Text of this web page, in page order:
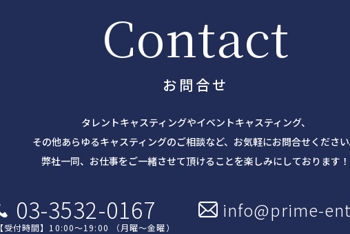
Contact
お問合せ
タレントキャスティングやイベントキャスティング、
その他あらゆるキャスティングのご相談など、お気軽にお問合せください
弊社一同、お仕事をご一緒させて頂けることを楽しみにしております！
03-3532-0167
【受付時間】 10:00～19:00 （月曜～金曜）
info@prime-